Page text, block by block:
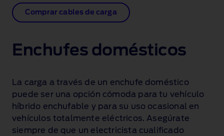
Comprar cables de carga
Enchufes domésticos
La carga a través de un enchufe doméstico
puede ser una opción cómoda para tu vehículo
híbrido enchufable y para su uso ocasional en
vehículos totalmente eléctricos. Asegúrate
siempre de que un electricista cualificado